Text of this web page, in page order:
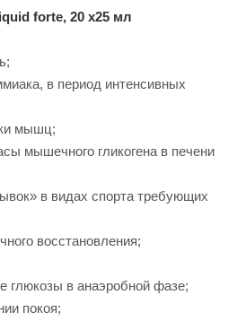
forte, 20 x25 мл
в период интенсивных
мышц;
мышечного гликогена в печени
в видах спорта требующих
восстановления;
глюкозы в анаэробной фазе;
покоя;